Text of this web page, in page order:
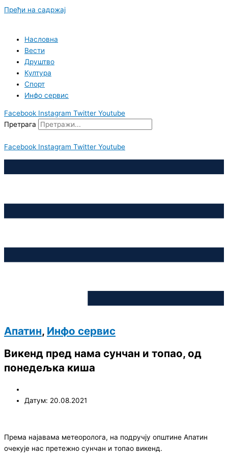
Пређи на садржај
Насловна
Вести
Друштво
Култура
Спорт
Инфо сервис
Facebook Instagram Twitter Youtube
Претрага
Facebook Instagram Twitter Youtube
Апатин, Инфо сервис
Викенд пред нама сунчан и топао, од
понедељка киша
Датум: 20.08.2021
Према најавама метеоролога, на подручју општине Апатин
очекује нас претежно сунчан и топао викенд.